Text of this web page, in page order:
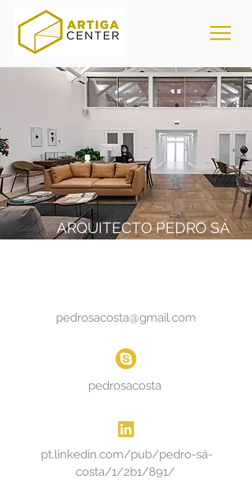
pedrosacosta@gmail.com
ARQUITECTO PEDRO SÁ
pedrosacosta
pt.linkedin.com/pub/pedro-sá-
costa/1/2b1/891/